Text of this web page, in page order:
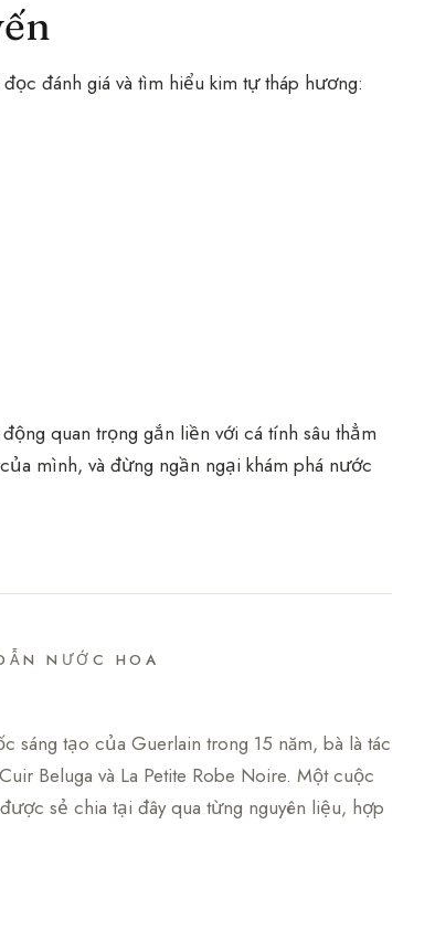
đánh giá và tìm hiểu kim tự tháp hương:
quan trọng gắn liền với cá tính sâu thẳm
mình, và đừng ngần ngại khám phá nước
NƯỚC HOA
sáng tạo của Guerlain trong 15 năm, bà là tác
Beluga và La Petite Robe Noire. Một cuộc
sẻ chia tại đây qua từng nguyên liệu, hợp